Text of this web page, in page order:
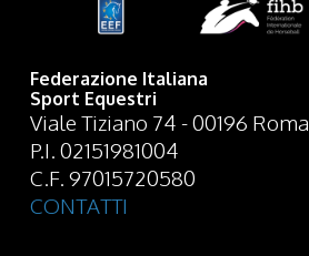
Federazione Italiana
Sport Equestri
Viale Tiziano 74 - 00196 Roma
P.I. 02151981004
C.F. 97015720580
CONTATTI